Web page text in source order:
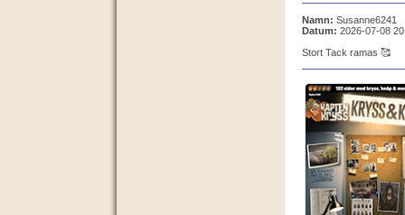
Namn: Susanne6241
Datum: 2026-07-08
Stort Tack ramas 🥰